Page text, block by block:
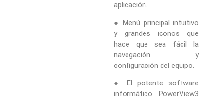
aplicación.
● Menú principal intuitivo
y grandes iconos que
hace que sea fácil la
navegación y
configuración del equipo.
● El potente software
informático PowerView3